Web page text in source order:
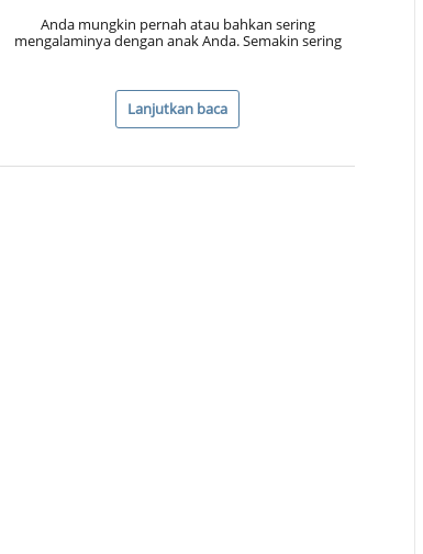
Anda mungkin pernah atau bahkan sering
mengalaminya dengan anak Anda. Semakin sering
Lanjutkan baca